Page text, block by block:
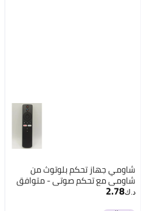
شاومي جهاز تحكم بلوتوث من
شاومي مع تحكم صوتي - متوافق
مع تلفاز مي، العصا والصندوق
د.ك‏2.78